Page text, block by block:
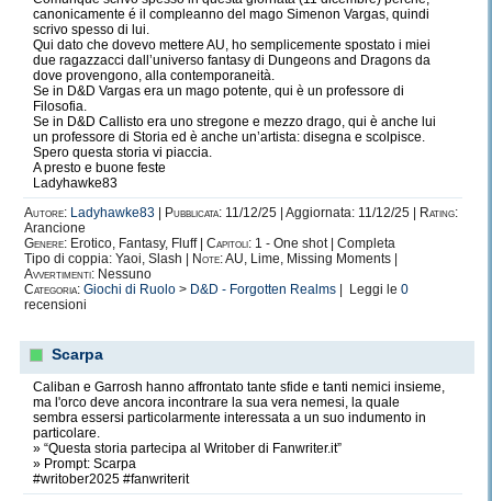
canonicamente é il compleanno del mago Simenon Vargas, quindi
scrivo spesso di lui.
Qui dato che dovevo mettere AU, ho semplicemente spostato i miei
due ragazzacci dall’universo fantasy di Dungeons and Dragons da
dove provengono, alla contemporaneità.
Se in D&D Vargas era un mago potente, qui è un professore di
Filosofia.
Se in D&D Callisto era uno stregone e mezzo drago, qui è anche lui
un professore di Storia ed è anche un’artista: disegna e scolpisce.
Spero questa storia vi piaccia.
A presto e buone feste
Ladyhawke83
Autore: Ladyhawke83 Pubblicata: 11/12/25 | Aggiornata: 11/12/25 |
Rating:
Arancione
Genere: Erotico, Fantasy, Fluff | Capitoli: 1 - One shot | Completa
Tipo di coppia: Yaoi, Slash |
Note:AU, Lime, Missing Moments |
Avvertimenti: Nessuno
Categoria: Giochi di Ruolo > D&D - Forgotten Realms | Leggi le 0
recensioni
Scarpa
Caliban e Garrosh hanno affrontato tante sfide e tanti nemici insieme,
ma l'orco deve ancora incontrare la sua vera nemesi, la quale
sembra essersi particolarmente interessata a un suo indumento in
particolare.
» “Questa storia partecipa al Writober di Fanwriter.it”
» Prompt: Scarpa
#writober2025 #fanwriterit